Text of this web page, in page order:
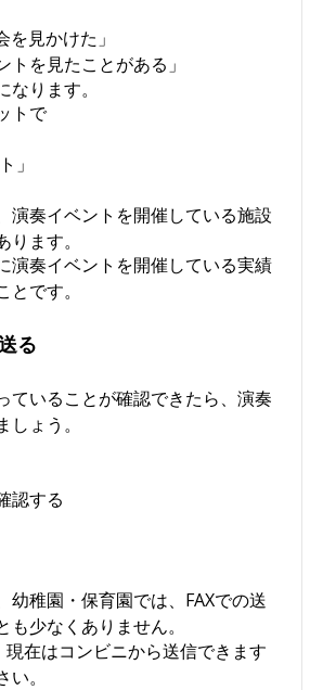
を見かけた」
トを見たことがある」
ります。
トで
」
演奏イベントを開催している施設
ます。
演奏イベントを開催している実績
です。
る
ていることが確認できたら、演奏
ょう。
認する
幼稚園・保育園では、FAXでの送
少なくありません。
現在はコンビニから送信できます
。